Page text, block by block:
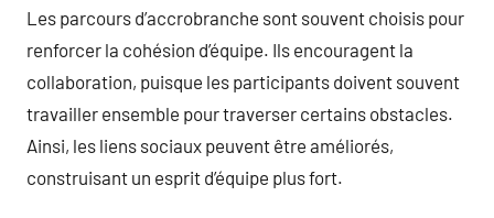
Les parcours d’accrobranche sont souvent choisis pour
renforcer la cohésion d’équipe. Ils encouragent la
collaboration, puisque les participants doivent souvent
travailler ensemble pour traverser certains obstacles.
Ainsi, les liens sociaux peuvent être améliorés,
construisant un esprit d’équipe plus fort.